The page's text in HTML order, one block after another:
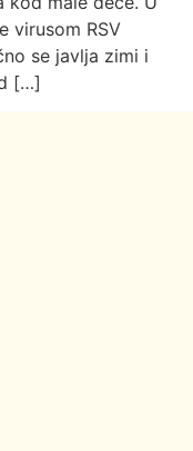
virusom RSV
se javlja zimi i
[…]